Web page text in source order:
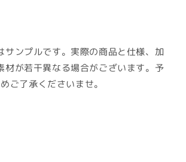
ンプルです。実際の商品と仕様、加
材が若干異なる場合がございます。予
めご了承くださいませ。